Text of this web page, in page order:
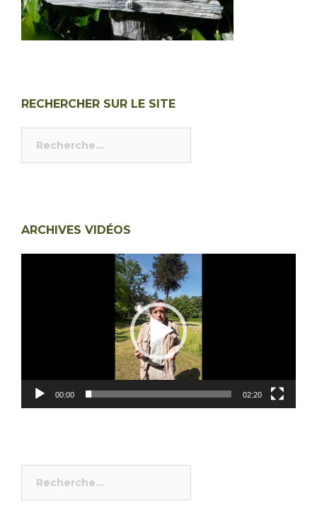
RECHERCHER SUR LE SITE
ARCHIVES VIDÉOS
00:00 02:20